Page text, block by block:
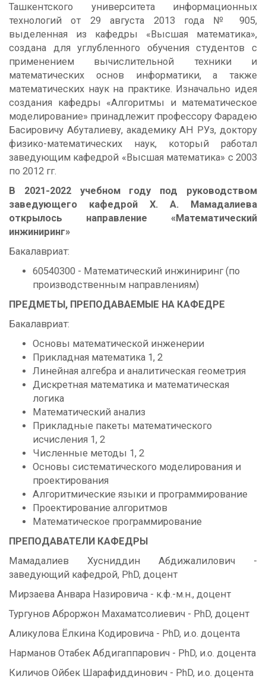
Ташкентского университета информационных
технологий от 29 августа 2013 года № 905,
выделенная из кафедры «Высшая математика»,
создана для углубленного обучения студентов с
применением вычислительной техники и
математических основ информатики, а также
математических наук на практике. Изначально идея
создания кафедры «Алгоритмы и математическое
моделирование» принадлежит профессору Фарадею
Басировичу Абуталиеву, академику АН РУз, доктору
физико-математических наук, который работал
заведующим кафедрой «Высшая математика» с 2003
по 2012 гг.
В 2021-2022 учебном году под руководством
заведующего кафедрой Х. А. Мамадалиева
открылось направление «Математический
инжиниринг»
Бакалавриат:
60540300 - Математический инжиниринг (по
производственным направлениям)
ПРЕДМЕТЫ, ПРЕПОДАВАЕМЫЕ НА КАФЕДРЕ
Бакалавриат:
Основы математической инженерии
Прикладная математика 1, 2
Линейная алгебра и аналитическая геометрия
Дискретная математика и математическая
логика
Математический анализ
Прикладные пакеты математического
исчисления 1, 2
Численные методы 1, 2
Основы систематического моделирования и
проектирования
Алгоритмические языки и программирование
Проектирование алгоритмов
Математическое программирование
ПРЕПОДАВАТЕЛИ КАФЕДРЫ
Мамадалиев Хусниддин Абдижалилович -
заведующий кафедрой, PhD, доцент
Мирзаева Анвара Назировича - к.ф.-м.н., доцент
Тургунов Аброржон Махаматсолиевич - PhD, доцент
Аликулова Ёлкина Кодировича - PhD, и.о. доцента
Нарманов Отабек Абдигаппарович - PhD, и.о. доцента
Киличов Ойбек Шарафиддинович - PhD, и.о. доцента